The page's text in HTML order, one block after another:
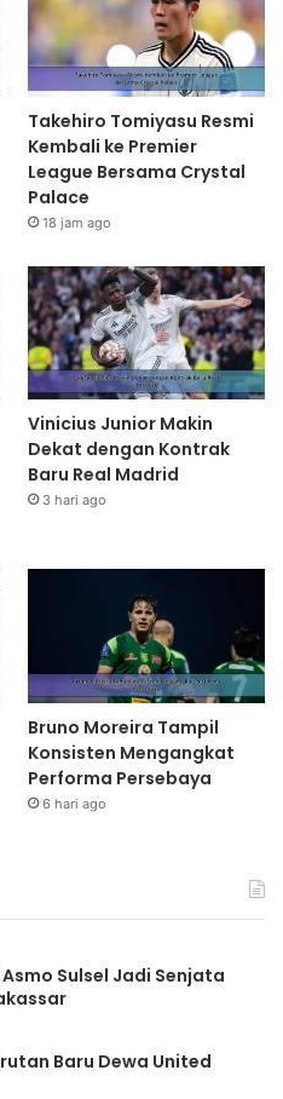
Takehiro Tomiyasu Resmi
Kembali ke Premier
League Bersama Crystal
Palace
18 jam ago
Vinicius Junior Makin
Dekat dengan Kontrak
Baru Real Madrid
3 hari ago
Bruno Moreira Tampil
Konsisten Mengangkat
Performa Persebaya
6 hari ago
Sulsel Jadi Senjata
Baru Dewa United